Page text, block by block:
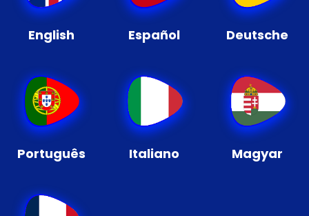
English Español Deutsche
Português Italiano Magyar